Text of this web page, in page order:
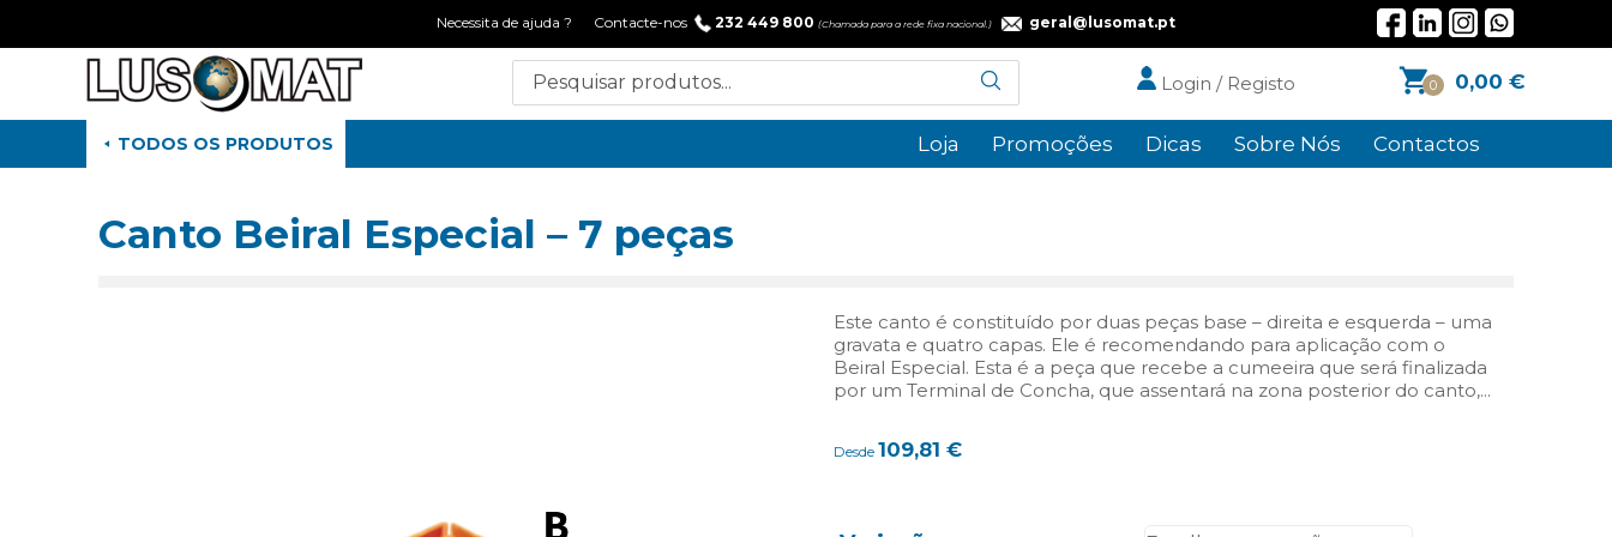
Necessita de ajuda ? Contacte-nos 232 449 800 (Chamada para a rede fixa nacional.) geral@lusomat.pt
0 0,00 €
Login / Registo
TODOS OS PRODUTOS Loja Promoções Dicas Sobre Nós Contactos
Canto Beiral Especial – 7 peças
Este canto é constituído por duas peças base – direita e esquerda – uma
gravata e quatro capas. Ele é recomendando para aplicação com o
Beiral Especial. Esta é a peça que recebe a cumeeira que será finalizada
por um Terminal de Concha, que assentará na zona posterior do canto,...
Desde 109,81€